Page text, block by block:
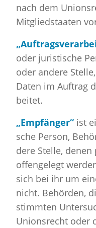
nach dem
Mit­glied­staa­ten
oder ju­ris­ti­sche
oder an­de­re
Daten im Auf­trag
bei­tet.
„Emp­fän­ger“ ist
sche Per­son,
de­re Stel­le,
of­fen­ge­legt
sich bei ihr um
nicht. Be­hör­den,
stimm­ten
Uni­ons­recht oder